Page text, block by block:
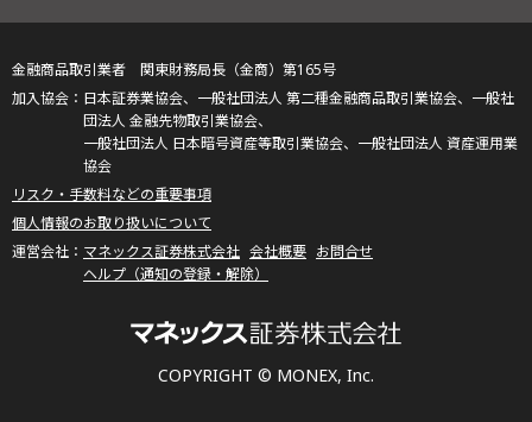
COPYRIGHT © MONEX, Inc.
金融商品取引業者 関東財務局長（金商）第165号
日本証券業協会、一般社団法人 第二種金融商品取引業協会、一般社
団法人 金融先物取引業協会、
一般社団法人 日本暗号資産等取引業協会、一般社団法人 資産運用業
協会
リスク・手数料などの重要事項
個人情報のお取り扱いについて
マネックス証券株式会社 会社概要 お問合せ
ヘルプ（通知の登録・解除）